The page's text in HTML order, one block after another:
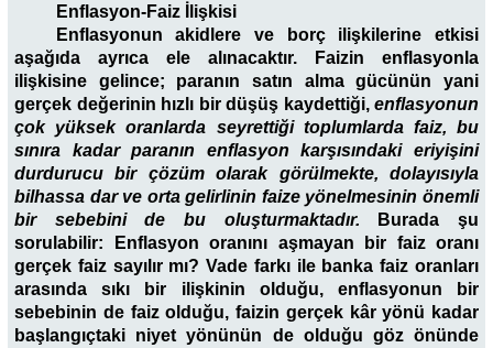
Enflasyon-Faiz
İlişkisi
Enflasyonun akidlere ve borç ilişkilerine etkisi
aşağıda ayrıca ele alınacaktır. Faizin enflasyonla
ilişkisine gelince; paranın satın alma gücünün yani
gerçek değerinin hızlı bir düşüş kaydettiği, enflasyonun
çok yüksek oranlarda seyrettiği toplumlarda faiz, bu
sınıra kadar paranın enflasyon karşısındaki eriyişini
durdurucu bir çözüm olarak görülmekte, dolayısıyla
bilhassa dar ve orta gelirlinin faize yönelmesinin önemli
bir sebebini de bu oluşturmaktadır. Burada şu
sorulabilir: Enflasyon oranını aşmayan bir faiz oranı
gerçek faiz sayılır mı? Vade farkı ile banka faiz oranları
arasında sıkı bir ilişkinin olduğu, enflasyonun bir
sebebinin de faiz olduğu, faizin gerçek kâr yönü kadar
başlangıçtaki niyet yönünün de olduğu göz önünde